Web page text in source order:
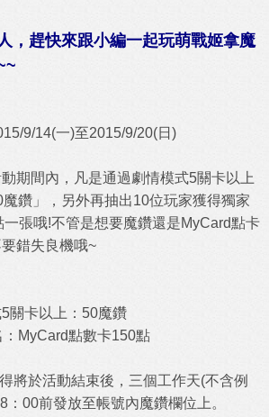
，趕快來跟小編一起玩萌戰姬拿魔
9/14(一)至2015/9/20(日)
期間內，凡是通過劇情模式5關卡以上
鑽」，另外再抽出10位玩家獲得獨家
一張哦!不管是想要魔鑽還是MyCard點卡
錯失良機哦~
關卡以上：50魔鑽
MyCard點數卡150點
將於活動結束後，三個工作天(不含例
：00前發放至帳號內魔鑽欄位上。